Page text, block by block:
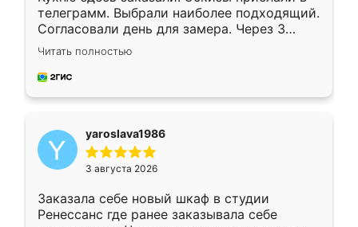
телеграмм. Выбрали наиболее подходящий.
Согласовали день для замера. Через 3
недели кухня была уже готова. Остались
довольны работой. Спасибо Ренессанс
мебель за качественную работу!
Читать полностью
yaroslava1986
3 августа 2026
Заказала себе новый шкаф в студии
Ренессанс где ранее заказывала себе